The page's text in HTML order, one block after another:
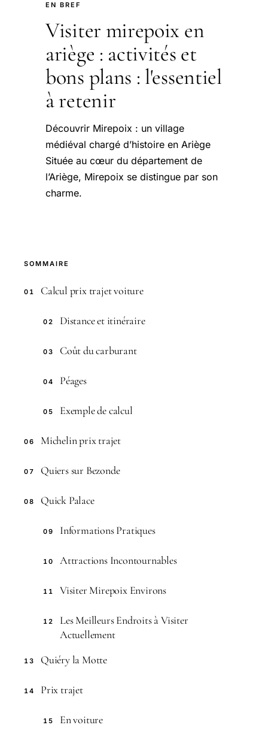
EN BREF
Visiter mirepoix en
ariège : activités et
bons plans : l'essentiel
à retenir
Découvrir Mirepoix : un village
médiéval chargé d’histoire en Ariège
Située au cœur du département de
l’Ariège, Mirepoix se distingue par son
charme.
SOMMAIRE
01 Calcul prix trajet voiture
02 Distance et itinéraire
03 Coût du carburant
04 Péages
05 Exemple de calcul
06 Michelin prix trajet
07 Quiers sur Bezonde
08 Quick Palace
09 Informations Pratiques
10 Attractions Incontournables
11 Visiter Mirepoix Environs
12
Les Meilleurs Endroits à Visiter
Actuellement
13 Quiéry la Motte
14 Prix trajet
15 En voiture